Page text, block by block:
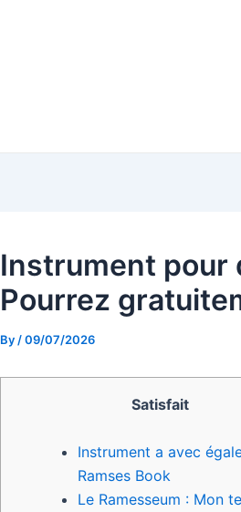
Instrument pour
Pourrez
By /09/07/2026
Satisfait
Instrument a avec
Ramses Book
Le Ramesseum : Mon